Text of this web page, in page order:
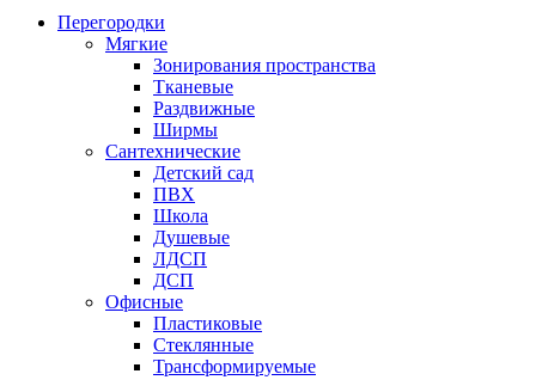
Перегородки
Мягкие
Зонирования пространства
Тканевые
Раздвижные
Ширмы
Сантехнические
Детский сад
ПВХ
Школа
Душевые
ЛДСП
ДСП
Офисные
Пластиковые
Стеклянные
Трансформируемые